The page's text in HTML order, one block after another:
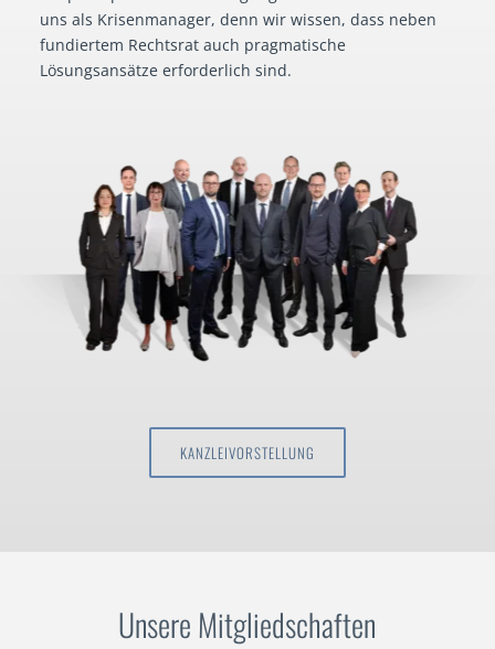
uns als Krisenmanager, denn wir wissen, dass neben
fundiertem Rechtsrat auch pragmatische
Lösungsansätze erforderlich sind.
KANZLEIVORSTELLUNG
Unsere Mitgliedschaften